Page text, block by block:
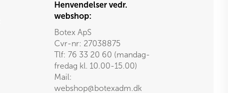
Henvendelser vedr.
webshop:
Botex ApS
Cvr-nr: 27038875
Tlf: 76 33 20 60 (mandag-
fredag kl. 10.00-15.00)
Mail:
webshop@botexadm.dk